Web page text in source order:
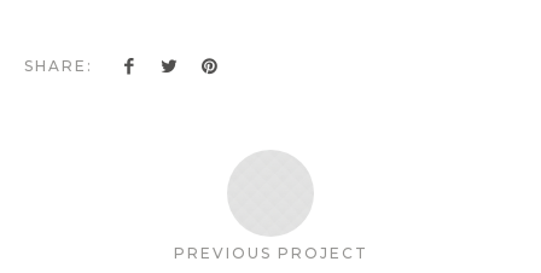
SHARE:
PREVIOUS PROJECT